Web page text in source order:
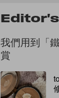
我們用到「
賞